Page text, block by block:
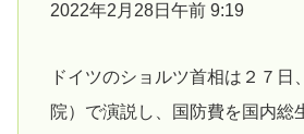
2022年2月28日午前 9:19
ドイツのショルツ首相は２７日
院）で演説し、国防費を国内総